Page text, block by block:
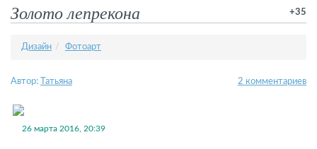
+35
Золото лепрекона
Дизайн Фотоарт
2 комментариев
Автор: Татьяна
26 марта 2016, 20:39